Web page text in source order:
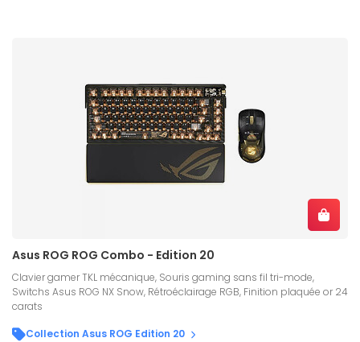
Asus ROG ROG Combo - Edition 20
Clavier gamer TKL mécanique, Souris gaming sans fil tri-mode,
Switchs Asus ROG NX Snow, Rétroéclairage RGB, Finition plaquée or 24
carats
Collection Asus ROG Edition 20